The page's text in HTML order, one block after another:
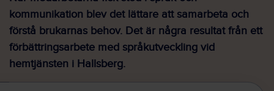
kommunikation blev det lättare att samarbeta och
förstå brukarnas behov. Det är några resultat från ett
förbättringsarbete med språkutveckling vid
hemtjänsten i Hallsberg.